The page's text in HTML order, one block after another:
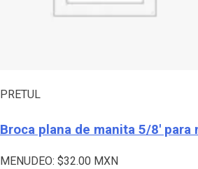
PRETUL
Broca plana de manita 5/8′ para
MENUDEO: $32.00 MXN